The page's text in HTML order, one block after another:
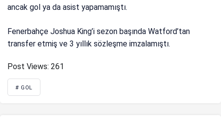
ancak gol ya da asist yapamamıştı.
Fenerbahçe Joshua King’i sezon başında Watford’tan
transfer etmiş ve 3 yıllık sözleşme imzalamıştı.
Post Views: 261
# GOL